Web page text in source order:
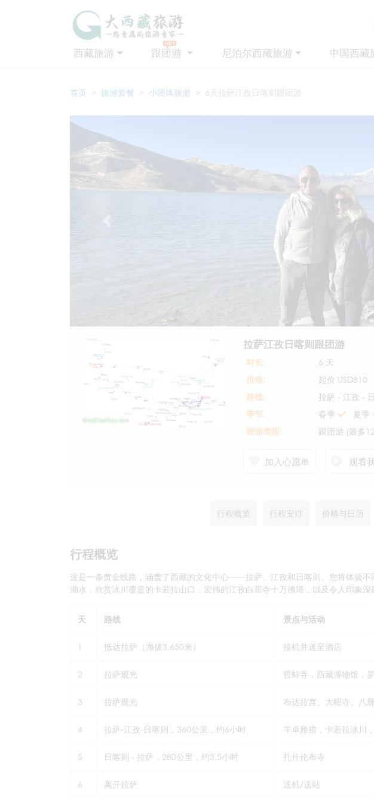
西藏旅游 跟团游 尼泊尔西藏旅游 中国西藏
首页 旅游套餐 小团体旅游 6天拉萨江孜日喀则跟团游
拉萨江孜日喀则跟团游
时长:
6 天
价格:
起价 USD810
路线:
拉萨 - 江孜 -
季节:
春季 夏季
旅游类型:
跟团游 (最多
加入心愿单 观看
行程概览 行程安排 价格与日历
行程概览
这是一条黄金线路，涵盖了西藏的文化中心——拉萨、江孜和日喀则。您将体验
湖水，欣赏冰川覆盖的卡若拉山口，宏伟的江孜白居寺十万佛塔，以及令人印象
天 路线 景点与活动
1 抵达拉萨（海拔3,650米） 接机并送至酒店
2 拉萨观光 哲蚌寺，西藏博物馆，
3 拉萨观光 布达拉宫、大昭寺、八
4 拉萨-江孜-日喀则，360公里，约6小时 羊卓雍措，卡若拉冰川
5 日喀则 - 拉萨，280公里，约3.5小时 扎什伦布寺
6 离开拉萨 送机/送站